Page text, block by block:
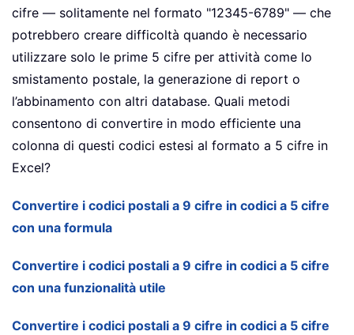
cifre — solitamente nel formato "12345-6789" — che
potrebbero creare difficoltà quando è necessario
utilizzare solo le prime 5 cifre per attività come lo
smistamento postale, la generazione di report o
l’abbinamento con altri database. Quali metodi
consentono di convertire in modo efficiente una
colonna di questi codici estesi al formato a 5 cifre in
Excel?
Convertire i codici postali a 9 cifre in codici a 5 cifre
con una formula
Convertire i codici postali a 9 cifre in codici a 5 cifre
con una funzionalità utile
Convertire i codici postali a 9 cifre in codici a 5 cifre